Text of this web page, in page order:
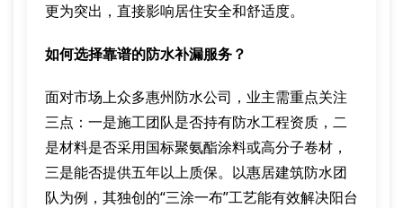
更为突出，直接影响居住安全和舒适度。
如何选择靠谱的防水补漏服务？
面对市场上众多惠州防水公司，业主需重点关注
三点：一是施工团队是否持有防水工程资质，二
是材料是否采用国标聚氨酯涂料或高分子卷材，
三是能否提供五年以上质保。以惠居建筑防水团
队为例，其独创的“三涂一布”工艺能有效解决阳台